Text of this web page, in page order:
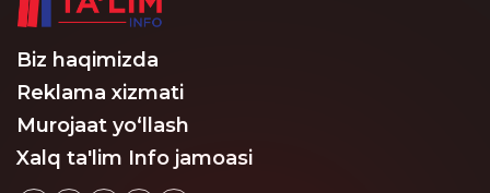
Biz haqimizda
Reklama xizmati
Murojaat yo‘llash
Xalq ta'lim Info jamoasi